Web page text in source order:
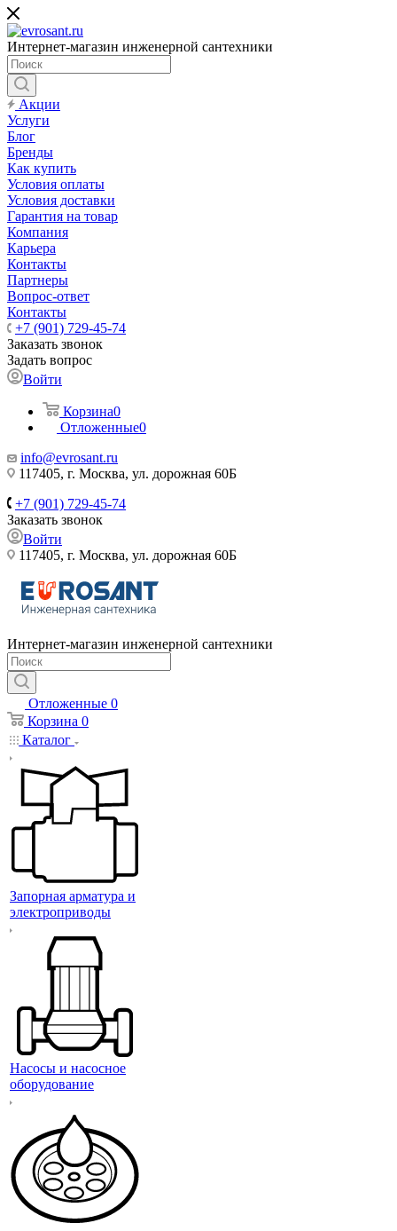
Интернет-магазин инженерной сантехники
Акции
Услуги
Блог
Бренды
Как купить
Условия оплаты
Условия доставки
Гарантия на товар
Компания
Карьера
Контакты
Партнеры
Вопрос-ответ
Контакты
+7 (901) 729-45-74
Заказать звонок
Задать вопрос
Войти
Корзина0
Отложенные0
info@evrosant.ru
117405, г. Москва, ул. дорожная 60Б
+7 (901) 729-45-74
Заказать звонок
Войти
117405, г. Москва, ул. дорожная 60Б
Интернет-магазин инженерной сантехники
Отложенные 0
Корзина 0
Каталог
Запорная арматура и
электроприводы
Насосы и насосное
оборудование